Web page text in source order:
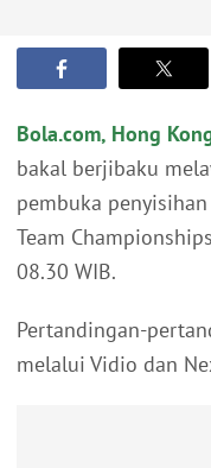
Bola.com, Hong
bakal berjibaku
pembuka
Team
08.30 WIB.
Pertandingan-
melalui Vidio dan